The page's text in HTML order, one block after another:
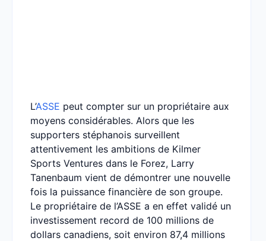
L’ASSE peut compter sur un propriétaire aux
moyens considérables. Alors que les
supporters stéphanois surveillent
attentivement les ambitions de Kilmer
Sports Ventures dans le Forez, Larry
Tanenbaum vient de démontrer une nouvelle
fois la puissance financière de son groupe.
Le propriétaire de l’ASSE a en effet validé un
investissement record de 100 millions de
dollars canadiens, soit environ 87,4 millions